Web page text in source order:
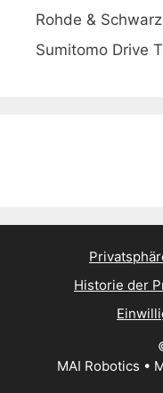
Rohde & Schwarz
Sumitomo Drive
Historie der
MAI Robotics •